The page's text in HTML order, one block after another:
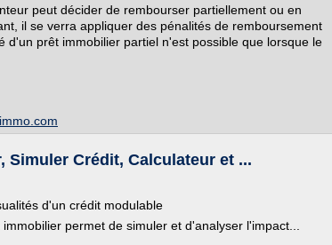
peut décider de rembourser partiellement ou en
il se verra appliquer des pénalités de remboursement
d'un prêt immobilier partiel n'est possible que lorsque le
Simuler Crédit, Calculateur et ...
d'un crédit modulable
permet de simuler et d'analyser l'impact...